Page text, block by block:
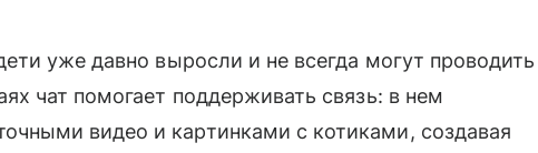
уже давно выросли и не всегда могут проводить
чат помогает поддерживать связь: в нем
видео и картинками с котиками, создавая